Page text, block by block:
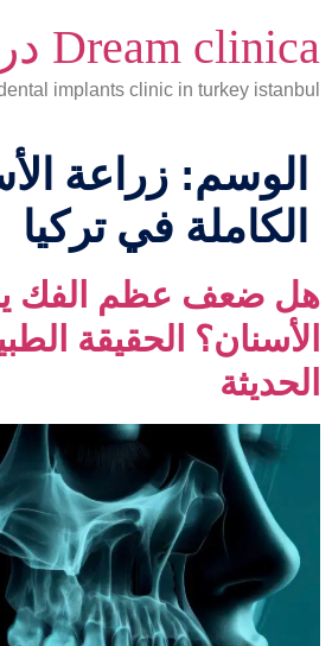
Dream clinica دريم كلينكا
implants clinic in turkey istanbul
الوسم: زراعة
الكاملة في تركيا
هل ضعف عظم الفك
الأسنان؟ الحقيقة
الحديثة